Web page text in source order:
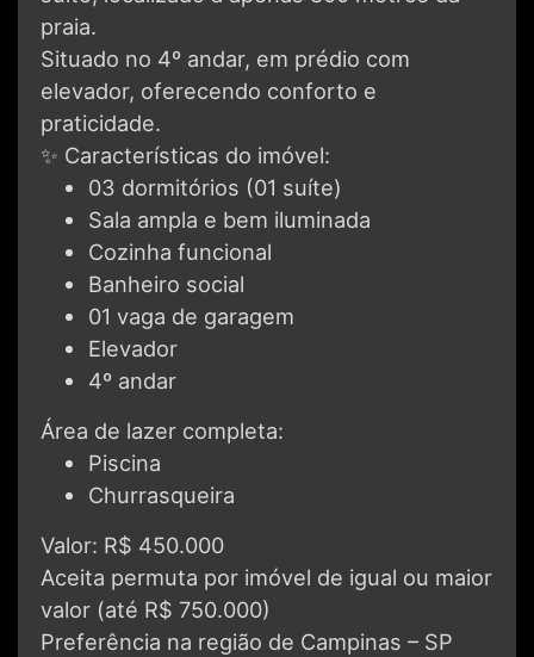
praia.
Situado no 4º andar, em prédio com
elevador, oferecendo conforto e
praticidade.
✨ Características do imóvel:
03 dormitórios (01 suíte)
Sala ampla e bem iluminada
Cozinha funcional
Banheiro social
01 vaga de garagem
Elevador
4º andar
Área de lazer completa:
Piscina
Churrasqueira
Valor: R$ 450.000
Aceita permuta por imóvel de igual ou maior
valor (até R$ 750.000)
Preferência na região de Campinas – SP